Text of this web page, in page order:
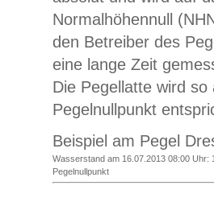
Normalhöhennull
den Betreiber des
eine lange Zeit
Die Pegellatte wird
Pegelnullpunkt
Beispiel am Pegel
Wasserstand am 16.07.2013 08:00 Uhr:
Pegelnullpunkt